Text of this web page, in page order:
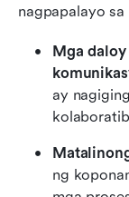
nagpapalayo
Mga
ay
ng